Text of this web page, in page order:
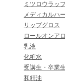
ミツロウラッ
メディカルハ
リップグロス
ロールオンア
乳液
化粧水
受講生・卒業
和精油